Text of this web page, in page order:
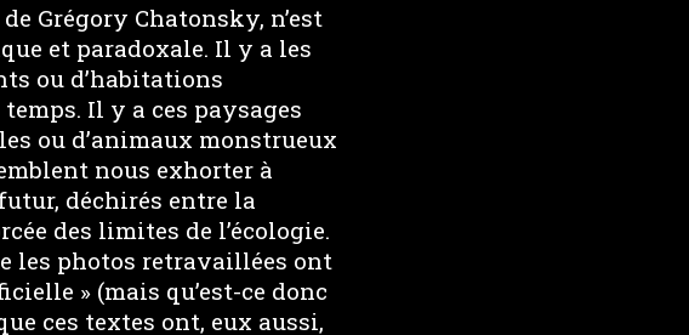
Grégory Chatonsky, n’est
et paradoxale. Il y a les
ou d’habitations
Il y a ces paysages
ou d’animaux monstrueux
nous exhorter à
déchirés entre la
des limites de l’écologie.
les photos retravaillées ont
» (mais qu’est-ce donc
ces textes ont, eux aussi,